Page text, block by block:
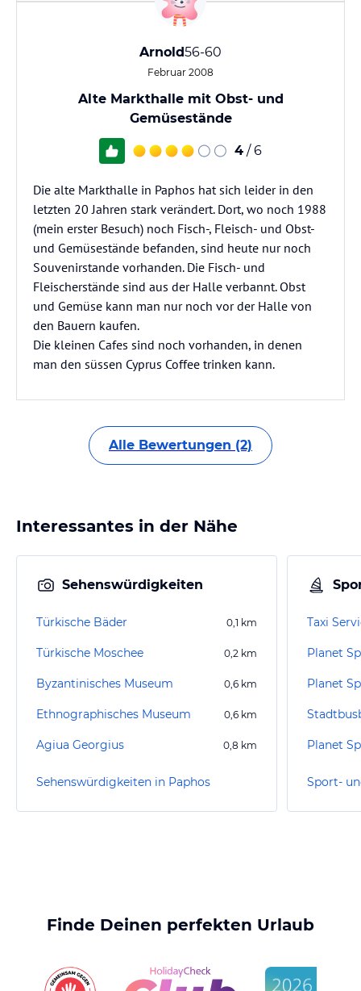
Arnold56-60
Februar 2008
Alte Markthalle mit Obst- und
Gemüsestände
4 / 6
Die alte Markthalle in Paphos hat sich leider in den
letzten 20 Jahren stark verändert. Dort, wo noch 1988
(mein erster Besuch) noch Fisch-, Fleisch- und Obst-
und Gemüsestände befanden, sind heute nur noch
Souvenirstande vorhanden. Die Fisch- und
Fleischerstände sind aus der Halle verbannt. Obst
und Gemüse kann man nur noch vor der Halle von
den Bauern kaufen.
Die kleinen Cafes sind noch vorhanden, in denen
man den süssen Cyprus Coffee trinken kann.
Alle Bewertungen (2)
Interessantes in der Nähe
Sehenswürdigkeiten
Türkische Bäder 0,1 km
Türkische Moschee 0,2 km
Byzantinisches Museum 0,6 km
Ethnographisches Museum 0,6 km
Agiua Georgius 0,8 km
Sehenswürdigkeiten in Paphos
Taxi
Planet
Planet
Sport-
Finde Deinen perfekten Urlaub